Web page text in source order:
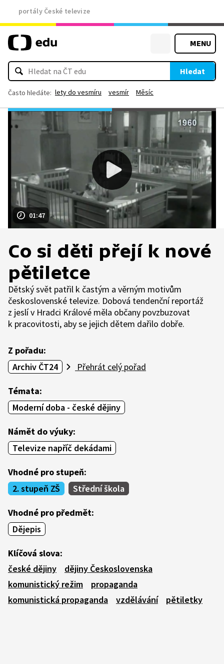
portály České televize
MENU
Hledat
Často hledáte: lety do vesmíru vesmír Měsíc
01:47
Co si děti přejí k nové
pětiletce
Dětský svět patřil k častým a věrným motivům
československé televize. Dobová tendenční reportáž
z jeslí v Hradci Králové měla občany povzbuzovat
k pracovitosti, aby se jejich dětem dařilo dobře.
Z pořadu:
Archiv ČT24
Přehrát celý pořad
Témata:
Moderní doba - české dějiny
Námět do výuky:
Televize napříč dekádami
Vhodné pro stupeň:
2. stupeň ZŠ
Střední škola
Vhodné pro předmět:
Dějepis
Klíčová slova:
české dějiny
dějiny Československa
komunistický režim
propaganda
komunistická propaganda
vzdělávání pětiletky